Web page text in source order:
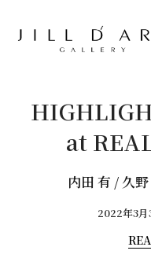
content
at
内田 有 / 久
2022年3